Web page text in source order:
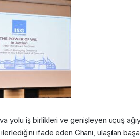
yolu iş birlikleri ve genişleyen uçuş
ifade eden Ghani, ulaşılan